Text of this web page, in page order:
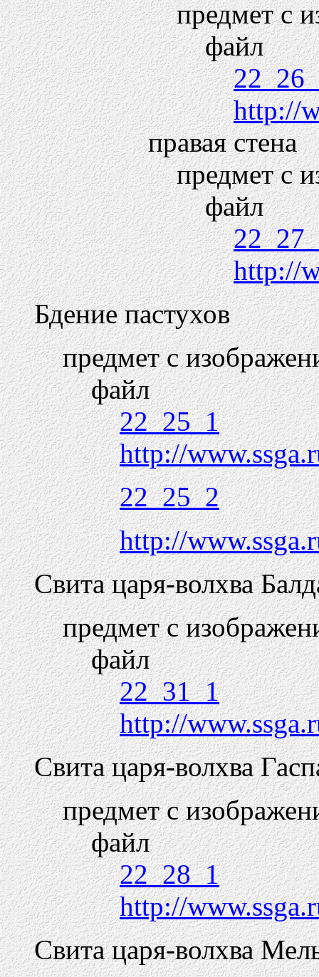
предмет с
файл
http://
правая стена
предмет с
файл
http://
Бдение пастухов
предмет с
файл
22_25_1
http://
22_25_2
http://
Свита царя-волхва
предмет с
файл
22_31_1
http://
Свита царя-волхва
предмет с
файл
22_28_1
http://
Свита царя-волхва